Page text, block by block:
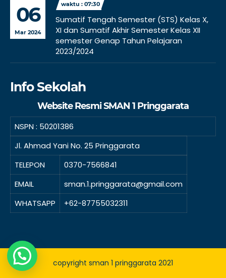
06
Mar 2024
waktu : 07:30
Sumatif Tengah Semester (STS) Kelas X,
XI dan Sumatif Akhir Semester Kelas XII
semester Genap Tahun Pelajaran
2023/2024
Info Sekolah
Website Resmi SMAN 1 Pringgarata
NSPN : 50201386
Jl. Ahmad Yani No. 25 Pringgarata
TELEPON
0370-7566841
EMAIL
sman.1.pringgarata@gmail.com
WHATSAPP
+62-87755032311
copyright sman 1 pringgarata 2021